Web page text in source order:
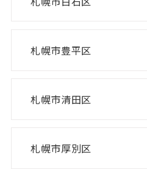
ニスコ進学スクール 新琴
ニスコ進学スクール 北郷
札幌市豊平区
ニスコパーソナル 福住教
札幌市清田区
ニスコ進学スクール 平岡
札幌市厚別区